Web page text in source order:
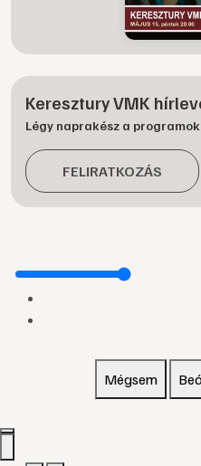
Keresztury VMK
Légy naprakész a
FELIRATKOZÁS
Mégsem